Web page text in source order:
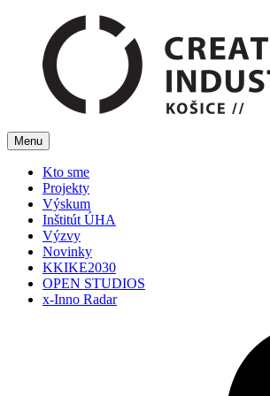
Menu
Kto sme
Projekty
Výskum
Inštitút ÚHA
Výzvy
Novinky
KKIKE2030
OPEN STUDIOS
x-Inno Radar